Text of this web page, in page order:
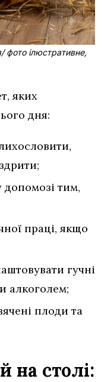
фото ілюстративне,
яких
дня:
допомозі тим,
праці, якщо
гучні
алкоголем;
плоди та
на столі: